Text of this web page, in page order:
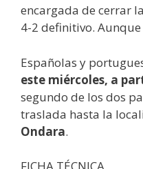
encargada de cerrar
4-2 definitivo.
Españolas y
este miércoles, a
segundo de los dos
traslada hasta la
Ondara.